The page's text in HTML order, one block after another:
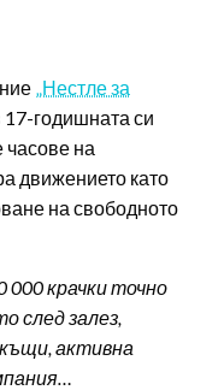
„Нестле за
17-годишната си
часове на
движението като
на свободното
крачки точно
след залез,
активна